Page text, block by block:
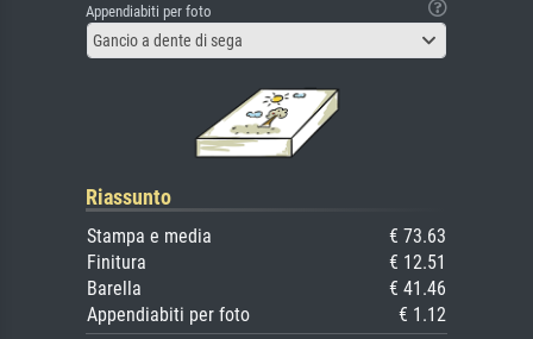
Appendiabiti per foto
Gancio a dente di sega
Riassunto
Stampa e media
€ 73.63
Finitura
€ 12.51
Barella
€ 41.46
Appendiabiti per foto
€ 1.12